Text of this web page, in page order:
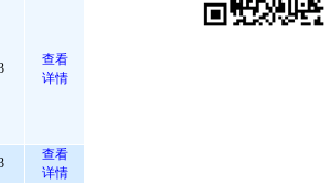
查看
详情
查看
详情